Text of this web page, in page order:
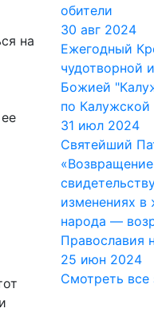
на
обители
30 авг 2024
Ежегодный
чудотворной
Божией
по Калужской
31 июл 2024
Святейший
изменениях в
народа —
Православия
25 июн 2024
Смотреть все